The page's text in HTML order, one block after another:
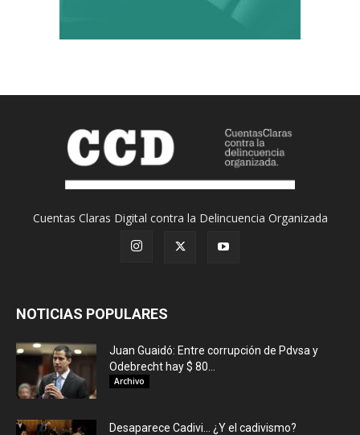
Cuentas Claras Digital contra la Delincuencia Organizada
NOTICIAS POPULARES
Juan Guaidó: Entre corrupción de Pdvsa y
Odebrecht hay $ 80...
Archivo
Desaparece Cadivi… ¿Y el cadivismo?